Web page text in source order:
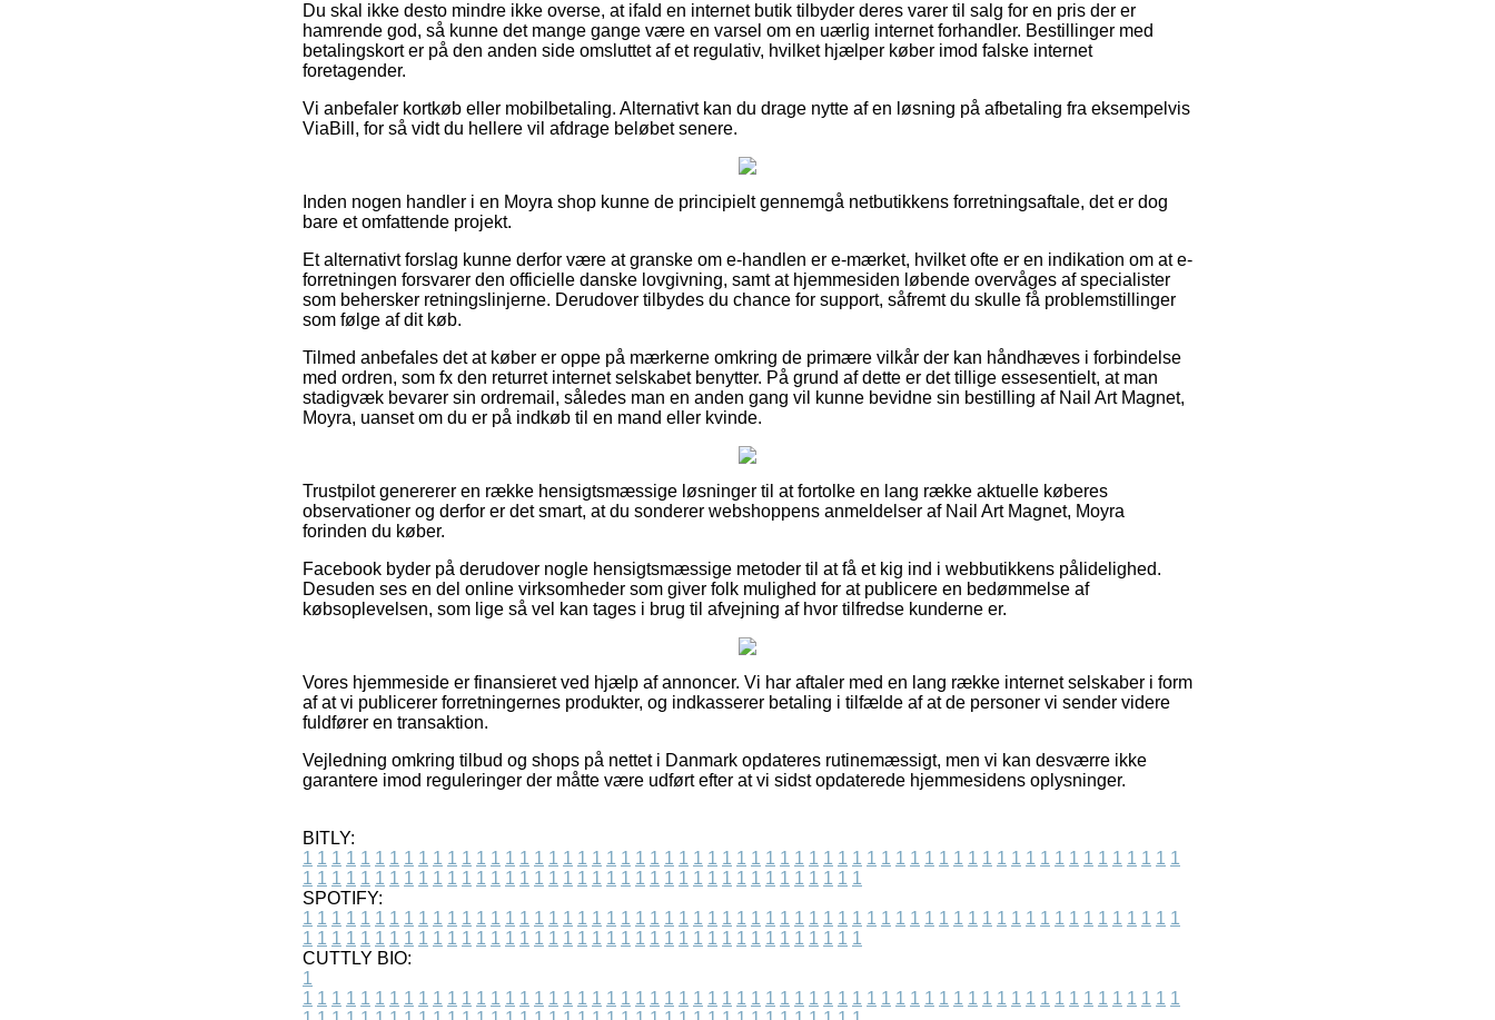
Du skal ikke desto mindre ikke overse, at ifald en internet butik tilbyder deres varer til salg for en pris der er
hamrende god, så kunne det mange gange være en varsel om en uærlig internet forhandler. Bestillinger med
betalingskort er på den anden side omsluttet af et regulativ, hvilket hjælper køber imod falske internet
foretagender.
Vi anbefaler kortkøb eller mobilbetaling. Alternativt kan du drage nytte af en løsning på afbetaling fra eksempelvis
ViaBill, for så vidt du hellere vil afdrage beløbet senere.
Inden nogen handler i en Moyra shop kunne de principielt gennemgå netbutikkens forretningsaftale, det er dog
bare et omfattende projekt.
Et alternativt forslag kunne derfor være at granske om e-handlen er e-mærket, hvilket ofte er en indikation om at e-
forretningen forsvarer den officielle danske lovgivning, samt at hjemmesiden løbende overvåges af specialister
som behersker retningslinjerne. Derudover tilbydes du chance for support, såfremt du skulle få problemstillinger
som følge af dit køb.
Tilmed anbefales det at køber er oppe på mærkerne omkring de primære vilkår der kan håndhæves i forbindelse
med ordren, som fx den returret internet selskabet benytter. På grund af dette er det tillige essesentielt, at man
stadigvæk bevarer sin ordremail, således man en anden gang vil kunne bevidne sin bestilling af Nail Art Magnet,
Moyra, uanset om du er på indkøb til en mand eller kvinde.
Trustpilot genererer en række hensigtsmæssige løsninger til at fortolke en lang række aktuelle køberes
observationer og derfor er det smart, at du sonderer webshoppens anmeldelser af Nail Art Magnet, Moyra
forinden du køber.
Facebook byder på derudover nogle hensigtsmæssige metoder til at få et kig ind i webbutikkens pålidelighed.
Desuden ses en del online virksomheder som giver folk mulighed for at publicere en bedømmelse af
købsoplevelsen, som lige så vel kan tages i brug til afvejning af hvor tilfredse kunderne er.
Vores hjemmeside er finansieret ved hjælp af annoncer. Vi har aftaler med en lang række internet selskaber i form
af at vi publicerer forretningernes produkter, og indkasserer betaling i tilfælde af at de personer vi sender videre
fuldfører en transaktion.
Vejledning omkring tilbud og shops på nettet i Danmark opdateres rutinemæssigt, men vi kan desværre ikke
garantere imod reguleringer der måtte være udført efter at vi sidst opdaterede hjemmesidens oplysninger.
BITLY:
1 1 1 1 1 1 1 1 1 1 1 1 1 1 1 1 1 1 1 1 1 1 1 1 1 1 1 1 1 1 1 1 1 1 1 1 1 1 1 1 1 1 1 1 1 1 1 1 1 1 1 1 1 1 1 1 1 1 1 1 1
1 1 1 1 1 1 1 1 1 1 1 1 1 1 1 1 1 1 1 1 1 1 1 1 1 1 1 1 1 1 1 1 1 1 1 1 1 1 1
SPOTIFY:
1 1 1 1 1 1 1 1 1 1 1 1 1 1 1 1 1 1 1 1 1 1 1 1 1 1 1 1 1 1 1 1 1 1 1 1 1 1 1 1 1 1 1 1 1 1 1 1 1 1 1 1 1 1 1 1 1 1 1 1 1
1 1 1 1 1 1 1 1 1 1 1 1 1 1 1 1 1 1 1 1 1 1 1 1 1 1 1 1 1 1 1 1 1 1 1 1 1 1 1
CUTTLY BIO:
1
1 1 1 1 1 1 1 1 1 1 1 1 1 1 1 1 1 1 1 1 1 1 1 1 1 1 1 1 1 1 1 1 1 1 1 1 1 1 1 1 1 1 1 1 1 1 1 1 1 1 1 1 1 1 1 1 1 1 1 1 1